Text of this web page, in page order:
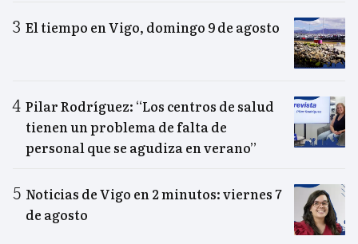
El tiempo en Vigo, domingo 9 de agosto
Pilar Rodríguez: “Los centros de salud
tienen un problema de falta de
personal que se agudiza en verano”
Noticias de Vigo en 2 minutos: viernes 7
de agosto